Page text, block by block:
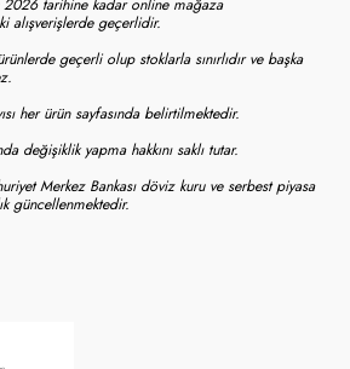
tarihine kadar online mağaza
alışverişlerde geçerlidir.
geçerli olup stoklarla sınırlıdır ve başka
her ürün sayfasında belirtilmektedir.
değişiklik yapma hakkını saklı tutar.
Merkez Bankası döviz kuru ve serbest piyasa
güncellenmektedir.